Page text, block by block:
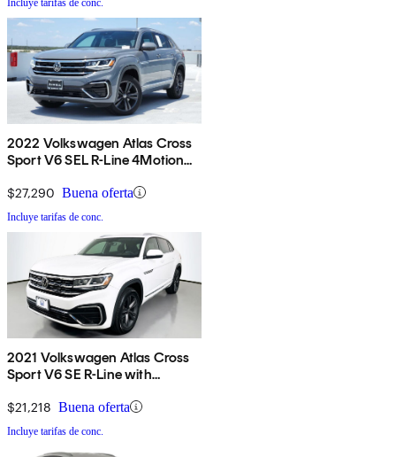
Incluye tarifas de conc.
2022 Volkswagen Atlas Cross
Sport V6 SEL R-Line 4Motion
$27,290 Buena oferta
Incluye tarifas de conc.
2021 Volkswagen Atlas Cross
Sport V6 SE R-Line with
$21,218 Buena oferta
Incluye tarifas de conc.